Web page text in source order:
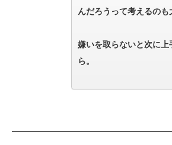
んだろうって考えるのも
嫌いを取らないと次に上
ら。